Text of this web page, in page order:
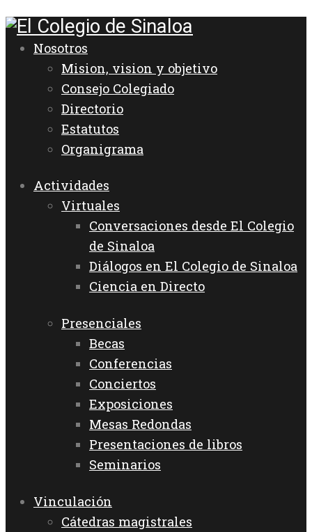
Nosotros
Mision, vision y objetivo
Consejo Colegiado
Directorio
Estatutos
Organigrama
Actividades
Virtuales
Conversaciones desde El Colegio
de Sinaloa
Diálogos en El Colegio de Sinaloa
Ciencia en Directo
Presenciales
Becas
Conferencias
Conciertos
Exposiciones
Mesas Redondas
Presentaciones de libros
Seminarios
Vinculación
Cátedras magistrales